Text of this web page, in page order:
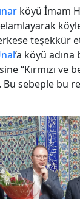
köyü İmam
teşekkür
’a köyü
“Kırmızı ve
sebeple bu